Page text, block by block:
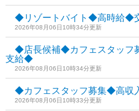
◆リゾートバイト◆高時給◆
2026年08月06日10時34分更新
◆店長候補◆カフェスタッ
支給◆
2026年08月06日10時34分更新
◆カフェスタッフ募集◆高
2026年08月06日10時33分更新